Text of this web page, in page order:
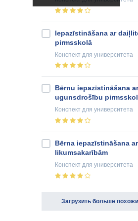
Iepazīstināšana ar
pirmsskolā
Конспект для университета
Bērnu iepazīstināšana ar
ugunsdrošību
Конспект для университета
Bērna iepazīstināšana
likumsakarībām
Конспект для университета
Загрузить больше